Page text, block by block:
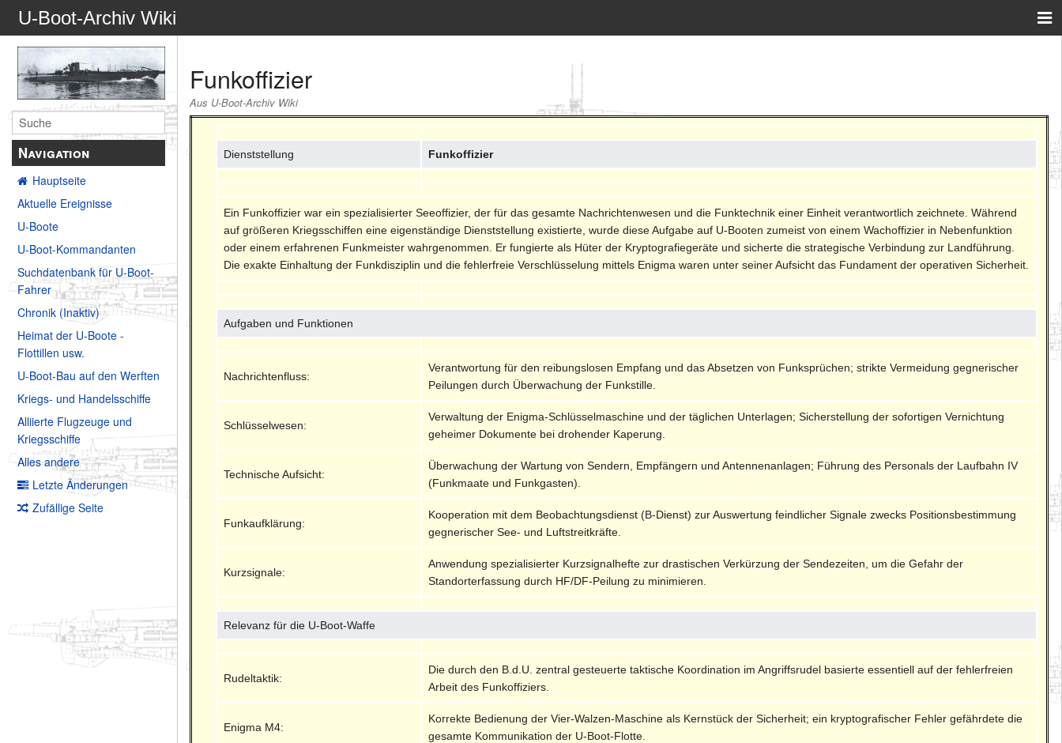
U-Boot-Archiv Wiki
Navigation
Hauptseite
Aktuelle Ereignisse
U-Boote
U-Boot-Kommandanten
Suchdatenbank für U-Boot-
Fahrer
Chronik (Inaktiv)
Heimat der U-Boote -
Flottillen usw.
U-Boot-Bau auf den Werften
Kriegs- und Handelsschiffe
Alliierte Flugzeuge und
Kriegsschiffe
Alles andere
Letzte Änderungen
Zufällige Seite
Funkoffizier
Aus U-Boot-Archiv Wiki
Dienststellung Funkoffizier
Ein Funkoffizier war ein spezialisierter Seeoffizier, der für das gesamte Nachrichtenwesen und die Funktechnik einer Einheit verantwortlich zeichnete. Während
auf größeren Kriegsschiffen eine eigenständige Dienststellung existierte, wurde diese Aufgabe auf U-Booten zumeist von einem Wachoffizier in Nebenfunktion
oder einem erfahrenen Funkmeister wahrgenommen. Er fungierte als Hüter der Kryptografiegeräte und sicherte die strategische Verbindung zur Landführung.
Die exakte Einhaltung der Funkdisziplin und die fehlerfreie Verschlüsselung mittels Enigma waren unter seiner Aufsicht das Fundament der operativen Sicherheit.
Aufgaben und Funktionen
Nachrichtenfluss:
Verantwortung für den reibungslosen Empfang und das Absetzen von Funksprüchen; strikte Vermeidung gegnerischer
Peilungen durch Überwachung der Funkstille.
Schlüsselwesen:
Verwaltung der Enigma-Schlüsselmaschine und der täglichen Unterlagen; Sicherstellung der sofortigen Vernichtung
geheimer Dokumente bei drohender Kaperung.
Technische Aufsicht:
Überwachung der Wartung von Sendern, Empfängern und Antennenanlagen; Führung des Personals der Laufbahn IV
(Funkmaate und Funkgasten).
Funkaufklärung:
Kooperation mit dem Beobachtungsdienst (B-Dienst) zur Auswertung feindlicher Signale zwecks Positionsbestimmung
gegnerischer See- und Luftstreitkräfte.
Kurzsignale:
Anwendung spezialisierter Kurzsignalhefte zur drastischen Verkürzung der Sendezeiten, um die Gefahr der
Standorterfassung durch HF/DF-Peilung zu minimieren.
Relevanz für die U-Boot-Waffe
Rudeltaktik:
Die durch den B.d.U. zentral gesteuerte taktische Koordination im Angriffsrudel basierte essentiell auf der fehlerfreien
Arbeit des Funkoffiziers.
Enigma M4:
Korrekte Bedienung der Vier-Walzen-Maschine als Kernstück der Sicherheit; ein kryptografischer Fehler gefährdete die
gesamte Kommunikation der U-Boot-Flotte.